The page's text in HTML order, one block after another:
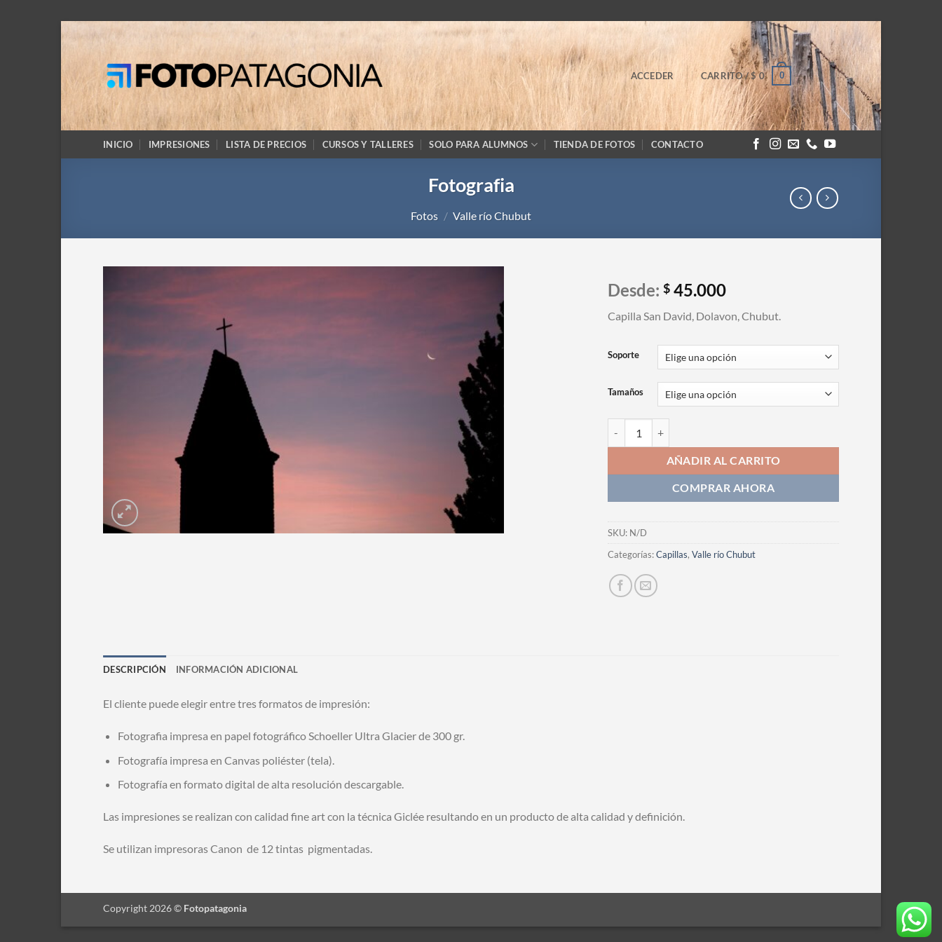
Saltar
contenido
ACCEDER CARRITO /$0 0
INICIO IMPRESIONES LISTA DE PRECIOS CURSOS Y TALLERES SOLO PARA ALUMNOS TIENDA DE FOTOS CONTACTO
Fotografia
Fotos / Valle río Chubut
Desde: $ 45.000
Capilla San David, Dolavon, Chubut.
Soporte
Tamaños
AÑADIR AL CARRITO
COMPRAR AHORA
SKU: N/D
Categorías:Capillas, Valle río Chubut
DESCRIPCIÓN INFORMACIÓN ADICIONAL
El cliente puede elegir entre tres formatos de impresión:
Fotografia impresa en papel fotográfico Schoeller Ultra Glacier de 300 gr.
Fotografía impresa en Canvas poliéster (tela).
Fotografía en formato digital de alta resolución descargable.
Las impresiones se realizan con calidad fine art con la técnica Giclée resultando en un producto de alta calidad y definición.
Se utilizan impresoras Canon de 12 tintas pigmentadas.
Copyright 2026 © Fotopatagonia